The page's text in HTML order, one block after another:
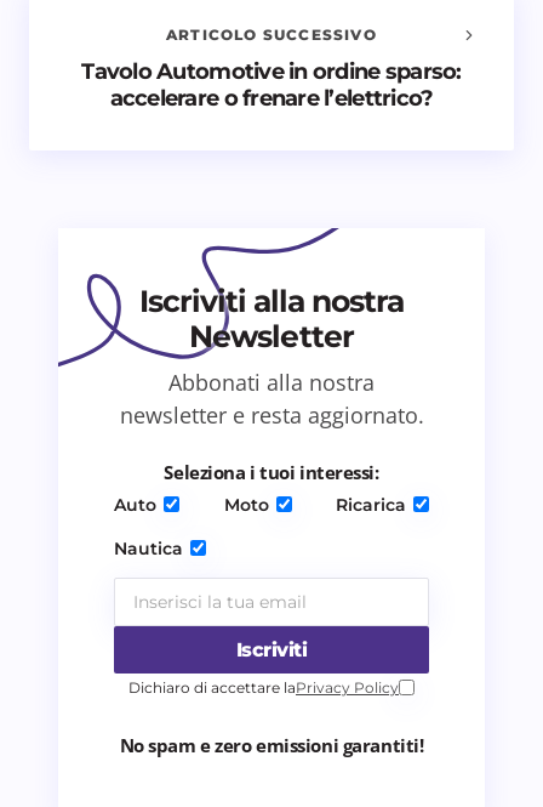
Salva il mio nome e email in questo browser
per il prossimo commento.
Invia commento
ARTICOLO SUCCESSIVO
Tavolo Automotive in ordine sparso:
accelerare o frenare l’elettrico?
Iscriviti alla nostra
Newsletter
Abbonati alla nostra
newsletter e resta aggiornato.
Seleziona i tuoi interessi:
Auto Moto
Ricarica
Nautica
Iscriviti
Dichiaro di accettare laPrivacy Policy
No spam e zero emissioni garantiti!